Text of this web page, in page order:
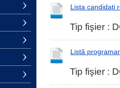
Lista candidati
Tip fişier :
Listă
Tip fişier :